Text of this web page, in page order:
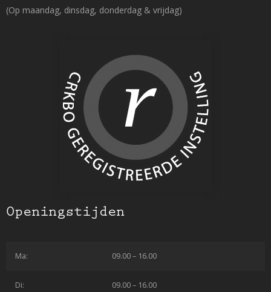
(Op maandag, dinsdag, donderdag & vrijdag)
Openingstijden
Ma: 09.00 – 16.00
Di: 09.00 – 16.00